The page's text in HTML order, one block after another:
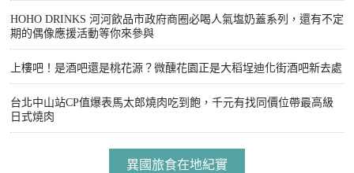
HOHO DRINKS 河河飲品市政府商圈必喝人氣塩奶蓋系列，還有不定
期的偶像應援活動等你來參與
上樓吧！是酒吧還是桃花源？微醺花園正是大稻埕迪化街酒吧新去處
台北中山站CP值爆表馬太郎燒肉吃到飽，千元有找同價位帶最高級
日式燒肉
異國旅食在地紀實